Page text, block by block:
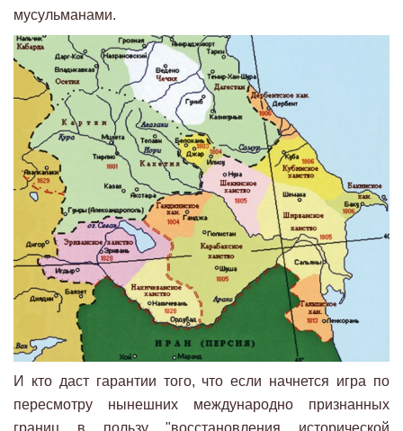
мусульманами.
И кто даст гарантии того, что если начнется игра по
пересмотру нынешних международно признанных
границ в пользу "восстановления исторической